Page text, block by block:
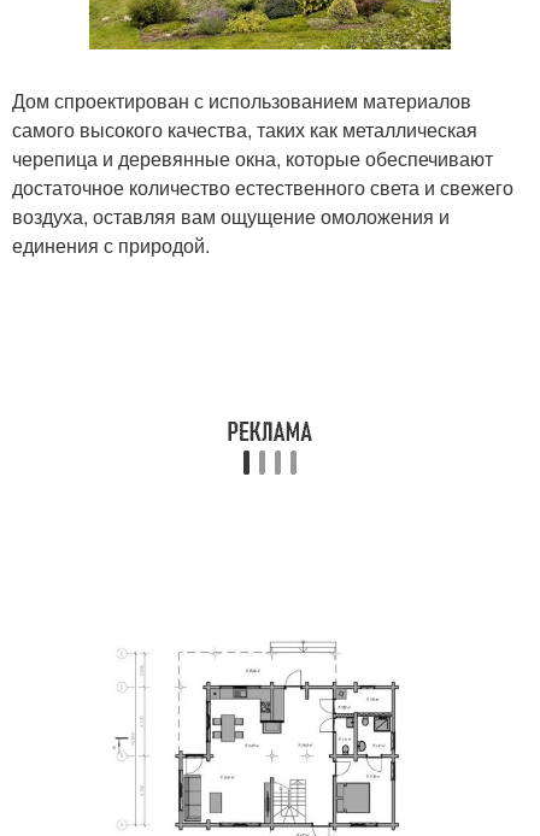
Дом спроектирован с использованием материалов
самого высокого качества, таких как металлическая
черепица и деревянные окна, которые обеспечивают
достаточное количество естественного света и свежего
воздуха, оставляя вам ощущение омоложения и
единения с природой.